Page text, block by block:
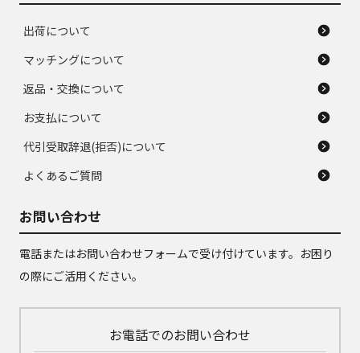
出荷について
マッチングについて
返品・交換について
お支払について
代引受取辞退(拒否)について
よくあるご質問
お問い合わせ
電話またはお問い合わせフォームで受け付けています。お困り
の際にご活用ください。
お電話でのお問い合わせ